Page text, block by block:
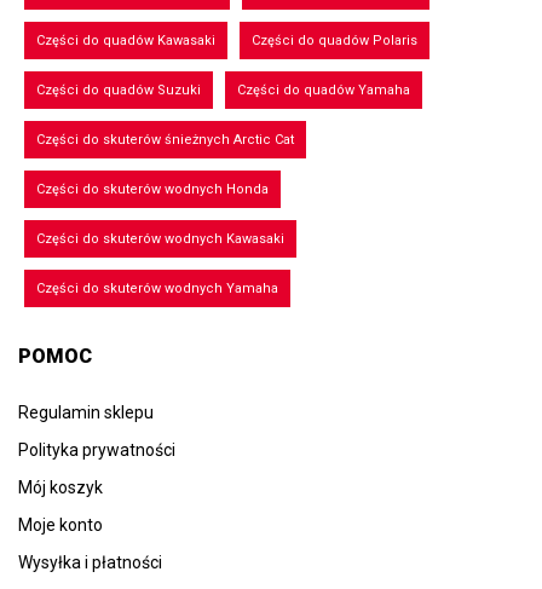
Części do quadów Kawasaki Części do quadów Polaris
Części do quadów Suzuki Części do quadów Yamaha
Części do skuterów śnieżnych Arctic Cat
Części do skuterów wodnych Honda
Części do skuterów wodnych Kawasaki
Części do skuterów wodnych Yamaha
POMOC
Regulamin sklepu
Polityka prywatności
Mój koszyk
Moje konto
Wysyłka i płatności